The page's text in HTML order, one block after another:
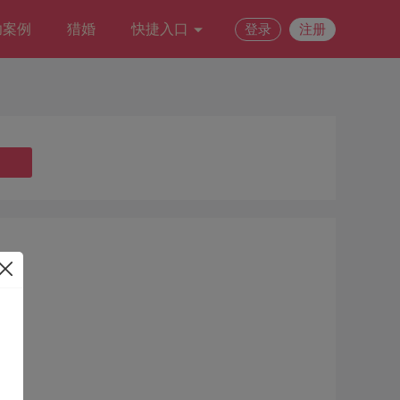
例 猎婚 快捷入口 登录 注册